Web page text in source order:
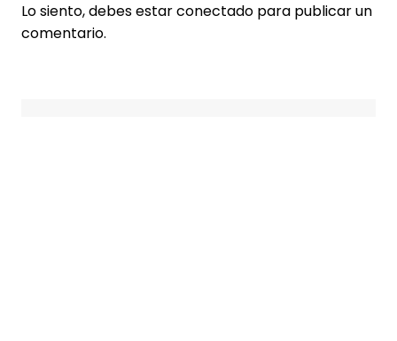
Lo siento, debes estarconectadopara publicar un
comentario.